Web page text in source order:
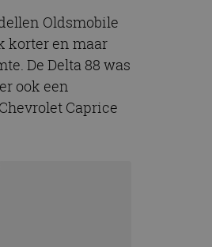
Oldsmobile
korter en maar
De Delta 88 was
ook een
Caprice